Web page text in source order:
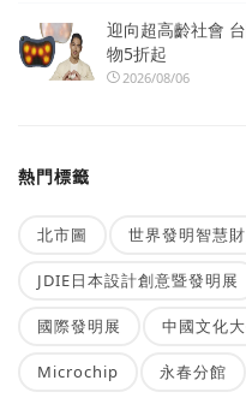
迎向超高齡社會
物5折起
2026/08/06
熱門標籤
北市圖 世界發明智慧
JDIE日本設計創意暨發明展
國際發明展 中國文化
Microchip 永春分館